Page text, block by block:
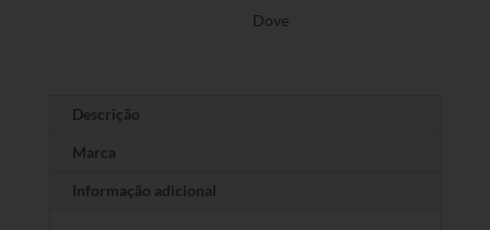
Dove
Descrição
Marca
Informação adicional